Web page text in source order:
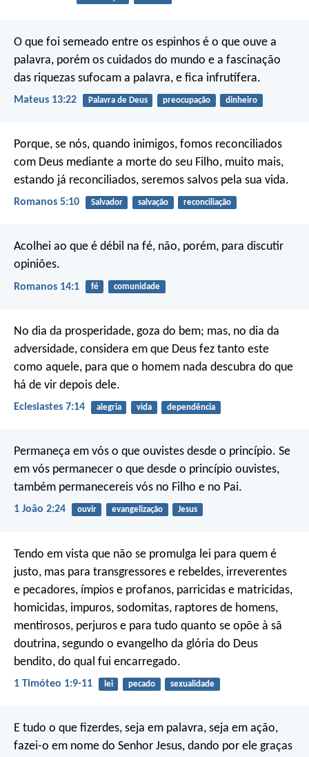
O que foi semeado entre os espinhos é o que ouve a
palavra, porém os cuidados do mundo e a fascinação
das riquezas sufocam a palavra, e fica infrutífera.
Mateus 13:22 Palavra de Deus preocupação dinheiro
Porque, se nós, quando inimigos, fomos reconciliados
com Deus mediante a morte do seu Filho, muito mais,
estando já reconciliados, seremos salvos pela sua vida.
Romanos 5:10 Salvador salvação reconciliação
Acolhei ao que é débil na fé, não, porém, para discutir
opiniões.
Romanos 14:1 fé comunidade
No dia da prosperidade, goza do bem; mas, no dia da
adversidade, considera em que Deus fez tanto este
como aquele, para que o homem nada descubra do que
há de vir depois dele.
Eclesiastes 7:14 alegria vida dependência
Permaneça em vós o que ouvistes desde o princípio. Se
em vós permanecer o que desde o princípio ouvistes,
também permanecereis vós no Filho e no Pai.
1 João 2:24 ouvir evangelização Jesus
Tendo em vista que não se promulga lei para quem é
justo, mas para transgressores e rebeldes, irreverentes
e pecadores, ímpios e profanos, parricidas e matricidas,
homicidas, impuros, sodomitas, raptores de homens,
mentirosos, perjuros e para tudo quanto se opõe à sã
doutrina, segundo o evangelho da glória do Deus
bendito, do qual fui encarregado.
1 Timóteo 1:9-11 lei pecado sexualidade
E tudo o que fizerdes, seja em palavra, seja em ação,
fazei-o em nome do Senhor Jesus, dando por ele graças